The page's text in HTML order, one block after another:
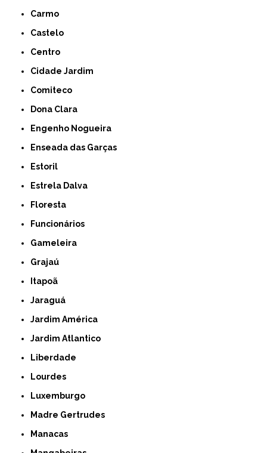
Carmo
Castelo
Centro
Cidade Jardim
Comiteco
Dona Clara
Engenho Nogueira
Enseada das Garças
Estoril
Estrela Dalva
Floresta
Funcionários
Gameleira
Grajaú
Itapoã
Jaraguá
Jardim América
Jardim Atlantico
Liberdade
Lourdes
Luxemburgo
Madre Gertrudes
Manacas